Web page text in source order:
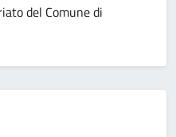
del Comune di